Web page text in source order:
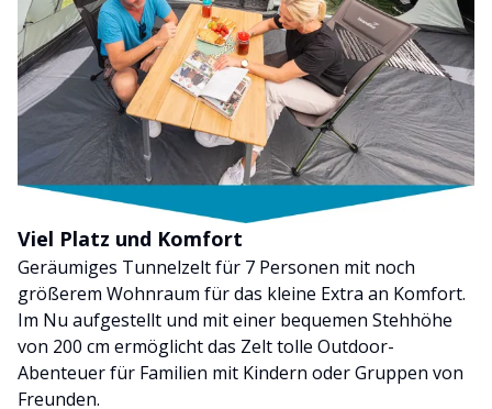
Viel Platz und Komfort
Geräumiges Tunnelzelt für 7 Personen mit noch
größerem Wohnraum für das kleine Extra an Komfort.
Im Nu aufgestellt und mit einer bequemen Stehhöhe
von 200 cm ermöglicht das Zelt tolle Outdoor-
Abenteuer für Familien mit Kindern oder Gruppen von
Freunden.